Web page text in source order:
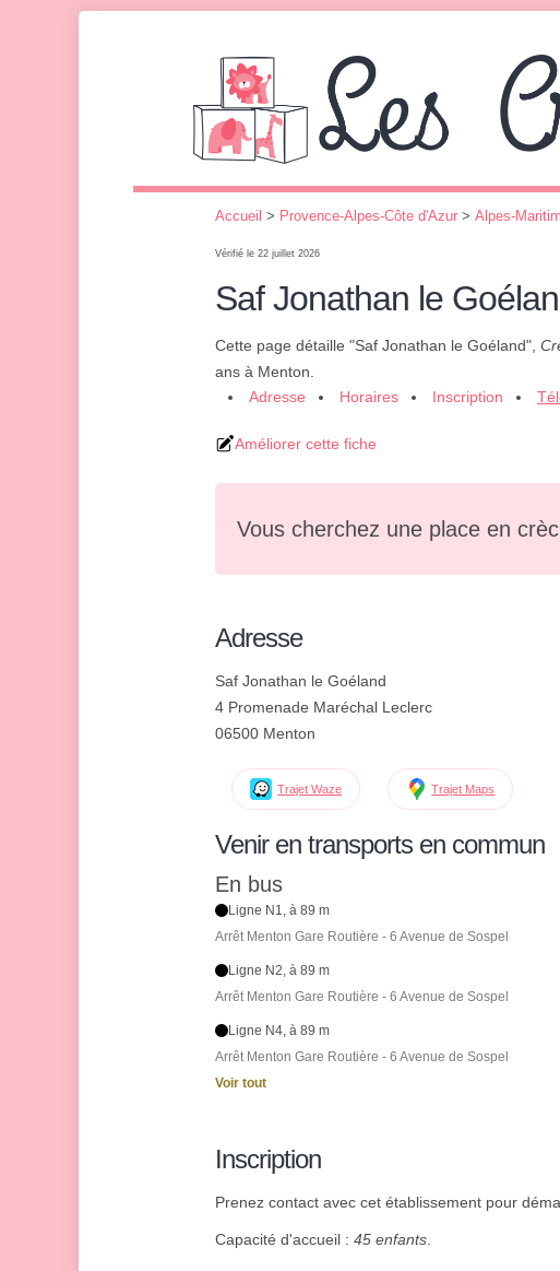
Accueil > Provence-Alpes-Côte d'Azur > Alpes-
Vérifié le 22 juillet 2026
Saf Jonathan le
Cette page détaille "Saf Jonathan le Goéland",
ans à Menton.
Adresse
Horaires Inscription
Améliorer cette fiche
Vous cherchez une place en
Adresse
Saf Jonathan le Goéland
4 Promenade Maréchal Leclerc
06500 Menton
Trajet Waze Trajet Maps
Venir en transports en commun
En bus
Ligne N1, à 89 m
Arrêt Menton Gare Routière - 6 Avenue de Sospel
Ligne N2, à 89 m
Arrêt Menton Gare Routière - 6 Avenue de Sospel
Ligne N4, à 89 m
Arrêt Menton Gare Routière - 6 Avenue de Sospel
Voir tout
Inscription
Prenez contact avec cet établissement pour
Capacité d'accueil : 45 enfants.